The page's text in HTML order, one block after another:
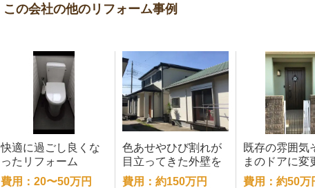
この会社の他のリフォーム事例
快適に過ごし良くな
ったリフォーム
費用：20〜50万円
色あせやひび割れが
目立ってきた外壁を
きれいに修繕
費用：約150万円
既存の雰囲気
まのドアに変
費用：約50万